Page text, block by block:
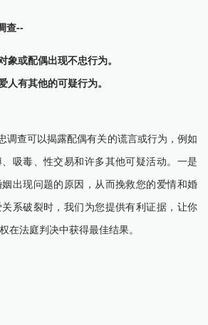
查--
象或配偶出现不忠行为。
人有其他的可疑行为。
查可以揭露配偶有关的谎言或行为，例如
吸毒、性交易和许多其他可疑活动。一是
出现问题的原因，从而挽救您的爱情和婚
系破裂时，我们为您提供有利证据，让你
在法庭判决中获得最佳结果。